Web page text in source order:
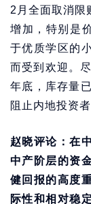
2月全面取消限
增加，特别是
于优质学区的
而受到欢迎。
年底，库存量
阻止内地投资
赵晓评论：在
中产阶层的资
健回报的高度
际性和相对稳